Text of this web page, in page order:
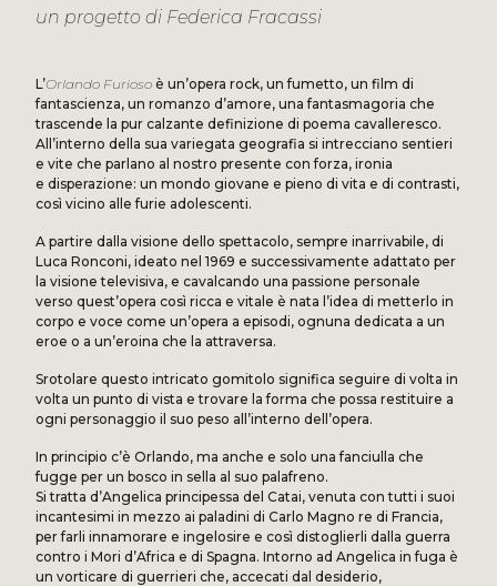
un progetto di Federica Fracassi
L’Orlando Furiosoè un’opera rock, un fumetto, un film di
fantascienza, un romanzo d’amore, una fantasmagoria che
trascende la pur calzante definizione di poema cavalleresco.
All’interno della sua variegata geografia si intrecciano sentieri
e vite che parlano al nostro presente con forza, ironia
e disperazione: un mondo giovane e pieno di vita e di contrasti,
così vicino alle furie adolescenti.
A partire dalla visione dello spettacolo, sempre inarrivabile, di
Luca Ronconi, ideato nel 1969 e successivamente adattato per
la visione televisiva, e cavalcando una passione personale
verso quest’opera così ricca e vitale è nata l’idea di metterlo in
corpo e voce come un’opera a episodi, ognuna dedicata a un
eroe o a un’eroina che la attraversa.
Srotolare questo intricato gomitolo significa seguire di volta in
volta un punto di vista e trovare la forma che possa restituire a
ogni personaggio il suo peso all’interno dell’opera.
In principio c’è Orlando, ma anche e solo una fanciulla che
fugge per un bosco in sella al suo palafreno.
Si tratta d’Angelica principessa del Catai, venuta con tutti i suoi
incantesimi in mezzo ai paladini di Carlo Magno re di Francia,
per farli innamorare e ingelosire e così distoglierli dalla guerra
contro i Mori d’Africa e di Spagna. Intorno ad Angelica in fuga è
un vorticare di guerrieri che, accecati dal desiderio,